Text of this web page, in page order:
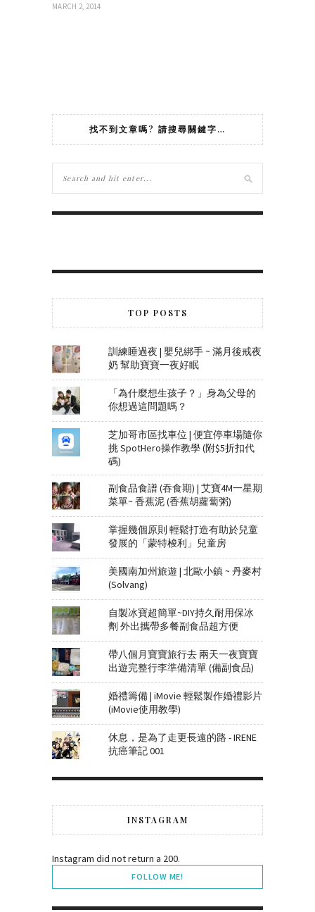
MARCH 2, 2014
找不到文章嗎? 請搜尋關鍵字…
TOP POSTS
訓練睡過夜 | 嬰兒綁手 ~ 滿月後戒夜
奶 幫助寶寶一夜好眠
「為什麼想生孩子？」身為父母的
你想過這問題嗎？
芝加哥市區找車位 | 便宜停車場隨你
挑 SpotHero操作教學 (附$5折扣代
碼)
副食品食譜 (吞食期) | 艾寶4M一星期
菜單~ 香蕉泥 (香蕉胡蘿蔔粥)
掌握幾個原則 輕鬆打造有助於兒童
發展的「蒙特梭利」兒童房
美國南加州旅遊 | 北歐小鎮 ~ 丹麥村
(Solvang)
自製冰寶超簡單~DIY持久耐用保冰
劑 外出攜帶多餐副食品超方便
帶八個月寶寶旅行去 兩天一夜寶寶
出遊完整行李準備清單 (備副食品)
婚禮籌備 | iMovie 輕鬆製作婚禮影片
(iMovie使用教學)
休息，是為了走更長遠的路 - IRENE
抗癌筆記 001
INSTAGRAM
Instagram did not return a 200.
FOLLOW ME!